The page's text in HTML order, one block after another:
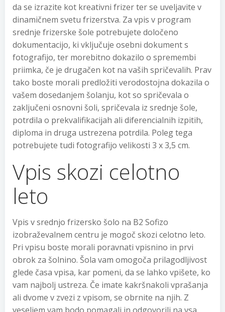
da se izrazite kot kreativni frizer ter se uveljavite v
dinamičnem svetu frizerstva. Za vpis v program
srednje frizerske šole potrebujete določeno
dokumentacijo, ki vključuje osebni dokument s
fotografijo, ter morebitno dokazilo o spremembi
priimka, če je drugačen kot na vaših spričevalih. Prav
tako boste morali predložiti verodostojna dokazila o
vašem dosedanjem šolanju, kot so spričevala o
zaključeni osnovni šoli, spričevala iz srednje šole,
potrdila o prekvalifikacijah ali diferencialnih izpitih,
diploma in druga ustrezena potrdila. Poleg tega
potrebujete tudi fotografijo velikosti 3 x 3,5 cm.
Vpis skozi celotno
leto
Vpis v srednjo frizersko šolo na B2 Sofizo
izobraževalnem centru je mogoč skozi celotno leto.
Pri vpisu boste morali poravnati vpisnino in prvi
obrok za šolnino. Šola vam omogoča prilagodljivost
glede časa vpisa, kar pomeni, da se lahko vpišete, ko
vam najbolj ustreza. Če imate kakršnakoli vprašanja
ali dvome v zvezi z vpisom, se obrnite na njih. Z